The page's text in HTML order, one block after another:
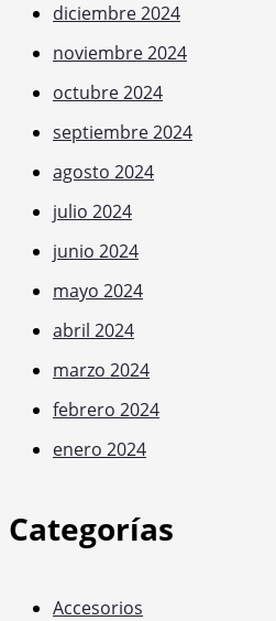
diciembre 2024
noviembre 2024
octubre 2024
septiembre 2024
agosto 2024
julio 2024
junio 2024
mayo 2024
abril 2024
marzo 2024
febrero 2024
enero 2024
Categorías
Accesorios